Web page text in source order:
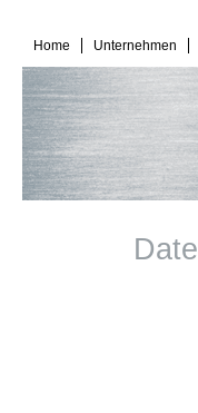
Home Unternehmen